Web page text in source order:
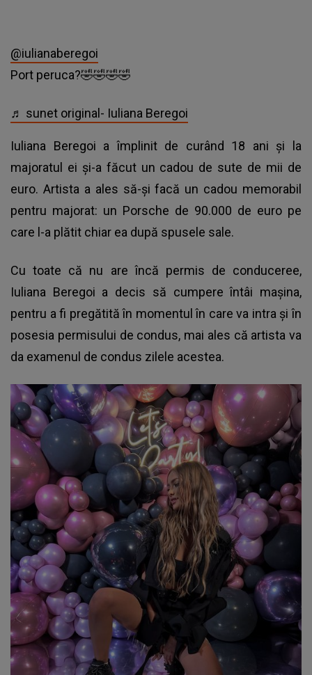
@iulianaberegoi
Port peruca?🤣🤣🤣🤣
♬ sunet original- Iuliana Beregoi
Iuliana Beregoi a împlinit de curând 18 ani și la
majoratul ei și-a făcut un cadou de sute de mii de
euro. Artista a ales să-și facă un cadou memorabil
pentru majorat: un Porsche de 90.000 de euro pe
care l-a plătit chiar ea după spusele sale.
Cu toate că nu are încă permis de conduceree,
Iuliana Beregoi a decis să cumpere întâi mașina,
pentru a fi pregătită în momentul în care va intra și în
posesia permisului de condus, mai ales că artista va
da examenul de condus zilele acestea.